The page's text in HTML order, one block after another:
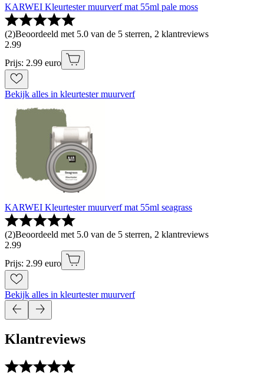
KARWEI Kleurtester muurverf mat 55ml pale moss
(2)Beoordeeld met 5.0 van de 5 sterren, 2 klantreviews
2.99
Prijs: 2.99 euro
Bekijk alles in kleurtester muurverf
KARWEI Kleurtester muurverf mat 55ml seagrass
(2)Beoordeeld met 5.0 van de 5 sterren, 2 klantreviews
2.99
Prijs: 2.99 euro
Bekijk alles in kleurtester muurverf
Klantreviews